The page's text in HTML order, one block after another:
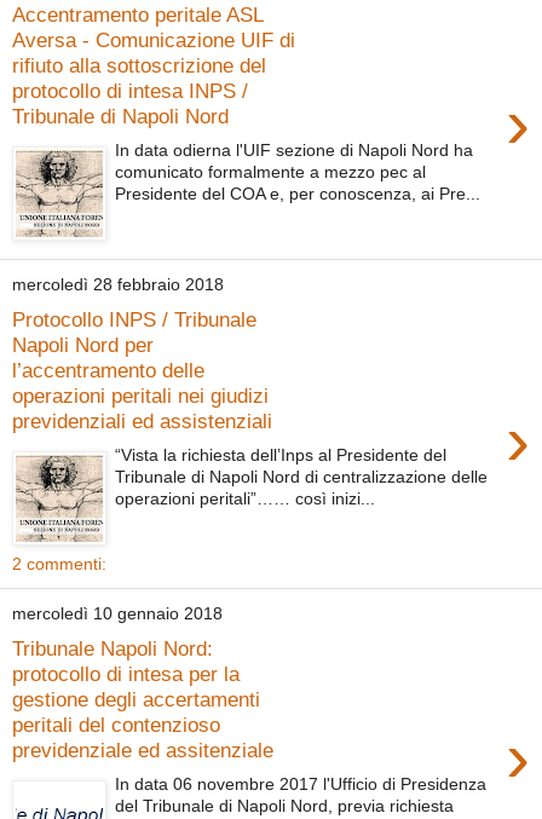
Accentramento peritale ASL
Aversa - Comunicazione UIF di
rifiuto alla sottoscrizione del
protocollo di intesa INPS /
Tribunale di Napoli Nord
›
In data odierna l'UIF sezione di Napoli Nord ha
comunicato formalmente a mezzo pec al
Presidente del COA e, per conoscenza, ai Pre...
mercoledì 28 febbraio 2018
Protocollo INPS / Tribunale
Napoli Nord per
l’accentramento delle
operazioni peritali nei giudizi
previdenziali ed assistenziali
›
“Vista la richiesta dell’Inps al Presidente del
Tribunale di Napoli Nord di centralizzazione delle
operazioni peritali”…… così inizi...
2 commenti:
mercoledì 10 gennaio 2018
Tribunale Napoli Nord:
protocollo di intesa per la
gestione degli accertamenti
peritali del contenzioso
previdenziale ed assitenziale
›
In data 06 novembre 2017 l'Ufficio di Presidenza
del Tribunale di Napoli Nord, previa richiesta